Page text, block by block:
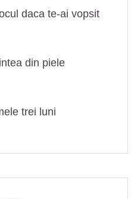
daca te-ai vopsit
din piele
trei luni